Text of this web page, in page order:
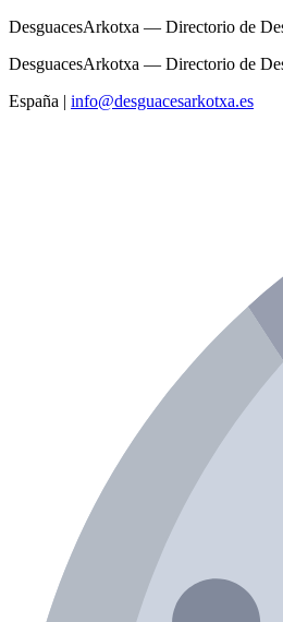
DesguacesArkotxa — Directorio de
DesguacesArkotxa — Directorio de
España | info@desguacesarkotxa.es